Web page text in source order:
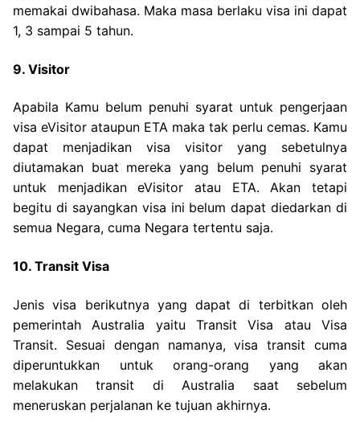
memakai dwibahasa. Maka masa berlaku visa ini dapat
1, 3 sampai 5 tahun.
9. Visitor
Apabila Kamu belum penuhi syarat untuk pengerjaan
visa eVisitor ataupun ETA maka tak perlu cemas. Kamu
dapat menjadikan visa visitor yang sebetulnya
diutamakan buat mereka yang belum penuhi syarat
untuk menjadikan eVisitor atau ETA. Akan tetapi
begitu di sayangkan visa ini belum dapat diedarkan di
semua Negara, cuma Negara tertentu saja.
10. Transit Visa
Jenis visa berikutnya yang dapat di terbitkan oleh
pemerintah Australia yaitu Transit Visa atau Visa
Transit. Sesuai dengan namanya, visa transit cuma
diperuntukkan untuk orang-orang yang akan
melakukan transit di Australia saat sebelum
meneruskan perjalanan ke tujuan akhirnya.